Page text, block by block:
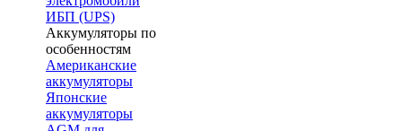
ИБП (UPS)
Аккумуляторы по
особенностям
Американские
аккумуляторы
Японские
аккумуляторы